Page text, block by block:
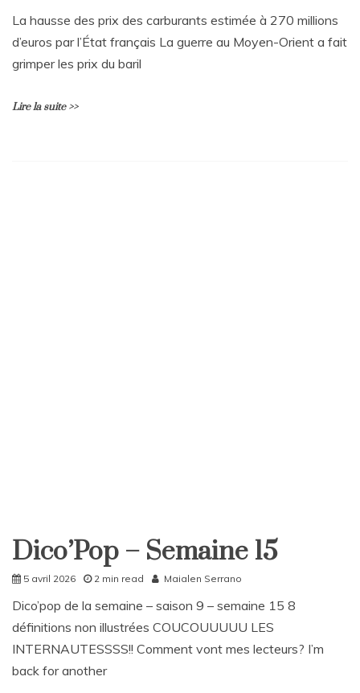
La hausse des prix des carburants estimée à 270 millions
d’euros par l’État français La guerre au Moyen-Orient a fait
grimper les prix du baril
Lire la suite >>
DicoPop
Home
Dico’Pop – Semaine 15
5 avril 2026 2 min read Maialen Serrano
Dico’pop de la semaine – saison 9 – semaine 15 8
définitions non illustrées COUCOUUUUU LES
INTERNAUTESSSS!! Comment vont mes lecteurs? I’m
back for another